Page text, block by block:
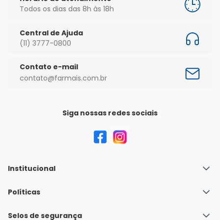
Todos os dias das 8h às 18h
Central de Ajuda
(11) 3777-0800
Contato e-mail
contato@farmais.com.br
Siga nossas redes sociais
Institucional
Quem Somos
Nossas lojas
Políticas
Política de Envio
Selos de segurança